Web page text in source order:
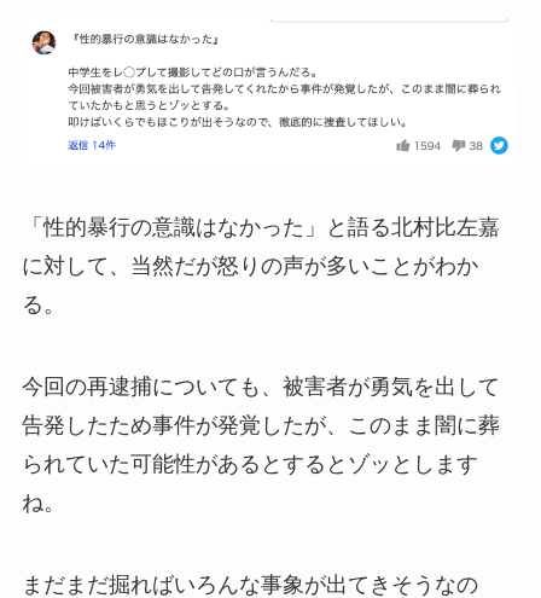
「性的暴行の意識はなかった」と語る北村比左嘉
に対して、当然だが怒りの声が多いことがわか
る。
今回の再逮捕についても、被害者が勇気を出して
告発したため事件が発覚したが、このまま闇に葬
られていた可能性があるとするとゾッとします
ね。
まだまだ掘ればいろんな事象が出てきそうなの